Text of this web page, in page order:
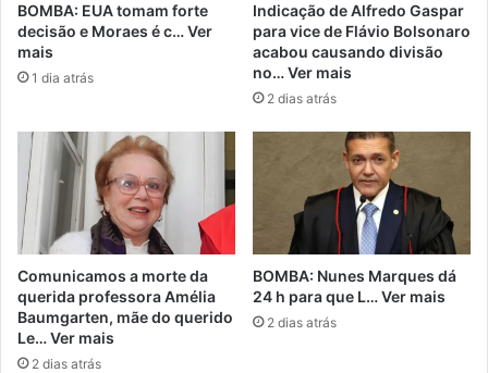
BOMBA: EUA tomam forte
decisão e Moraes é c… Ver
mais
1 dia atrás
Indicação de Alfredo Gaspar
para vice de Flávio Bolsonaro
acabou causando divisão
no… Ver mais
2 dias atrás
Comunicamos a morte da
querida professora Amélia
Baumgarten, mãe do querido
Le… Ver mais
2 dias atrás
BOMBA: Nunes Marques dá
24 h para que L… Ver mais
2 dias atrás